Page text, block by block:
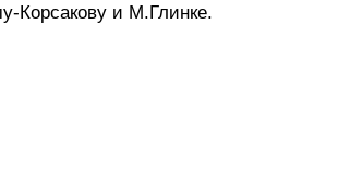
Корсакову и М.Глинке.